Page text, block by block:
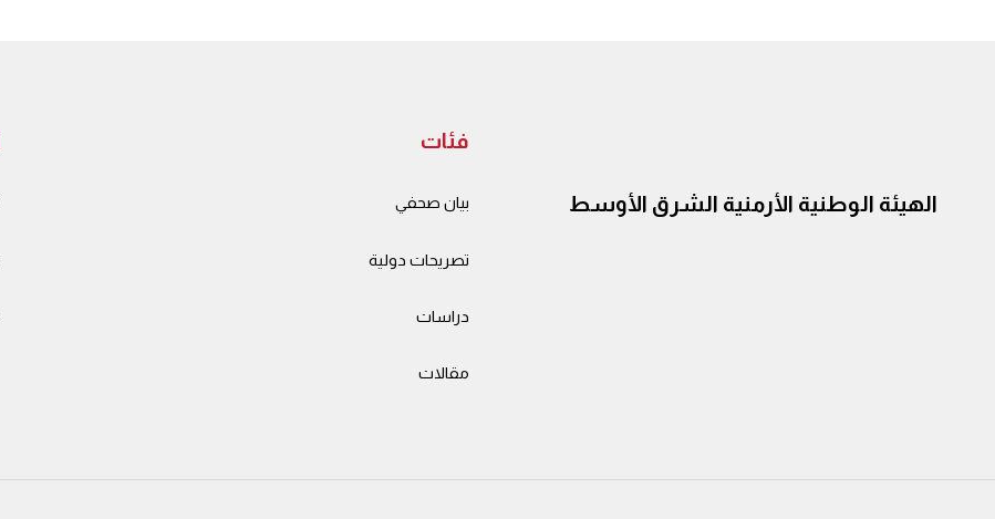
الهيئة الوطنية الأرمنية الشرق الأوسط
فئات
بيان صحفي
تصريحات دولية
دراسات
مقالات